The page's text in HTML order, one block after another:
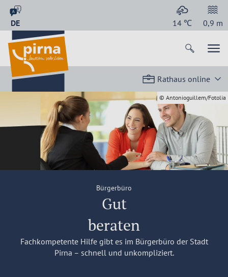
DE 14 ℃ 0,9 m
Rathaus online
Bürgerbüro
Gut
beraten
Fachkompetente Hilfe gibt es im Bürgerbüro der Stadt
Pirna – schnell und unkompliziert.
© Antonioguillem/Fotolia